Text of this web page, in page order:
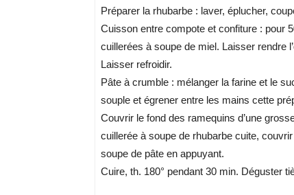
Préparer la rhubarbe : laver, éplucher,
Cuisson entre compote et confiture : pour
cuillerées à soupe de miel. Laisser rendre
Laisser refroidir.
Pâte à crumble : mélanger la farine et le
souple et égrener entre les mains cette
Couvrir le fond des ramequins d’une
cuillerée à soupe de rhubarbe cuite,
soupe de pâte en appuyant.
Cuire, th. 180° pendant 30 min. Déguster